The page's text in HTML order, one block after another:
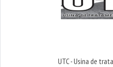
UTC - Usina de